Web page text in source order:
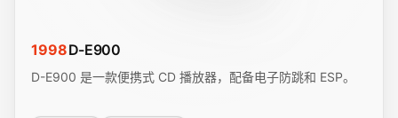
1998D-E900
D-E900 是一款便携式 CD 播放器，配备电子防跳和 ESP。